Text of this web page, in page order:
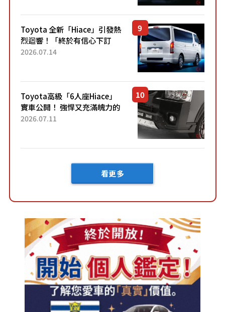
「三...
Toyota 全新「Hiace」引發熱
烈迴響！「終於有信心下訂
了！」「哪個等級交車最
車？...
2026.07.14
Toyota高級「6人座Hiace」
實車公開！ 強悍又充滿魄力的
「全黑設計」搭配特別「豪華
2026.07.11
看更多